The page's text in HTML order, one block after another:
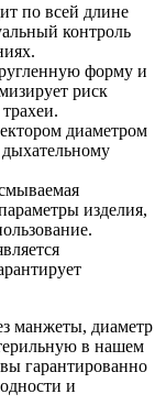
по всей длине
контроль
форму и
риск
диаметром
изделия,
манжеты, диаметр
в нашем
гарантированно
и